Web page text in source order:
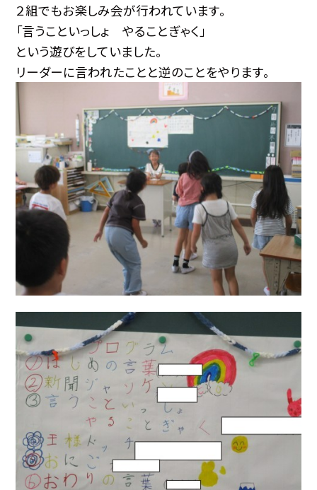
２組でもお楽しみ会が行われています。
「言うこといっしょ やることぎゃく」
という遊びをしていました。
リーダーに言われたことと逆のことをやります。